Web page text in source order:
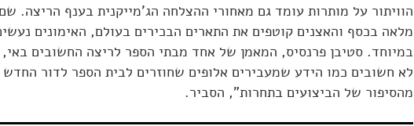
הוויתור על מותרות עומד גם מאחורי ההצלחה הג'מייקנית בענף הריצה.
מלאה בכסף והאצנים קוטפים את התארים הבכירים בעולם, האימונים
במיוחד. סטיבן פרנסיס, המאמן של אחד מבתי הספר לריצה החשובים
לא חשובים כמו הידע שמעבירים אלופים שחוזרים לבית הספר לדור
מהסיפור של הביצועים בתחרות", הסביר.